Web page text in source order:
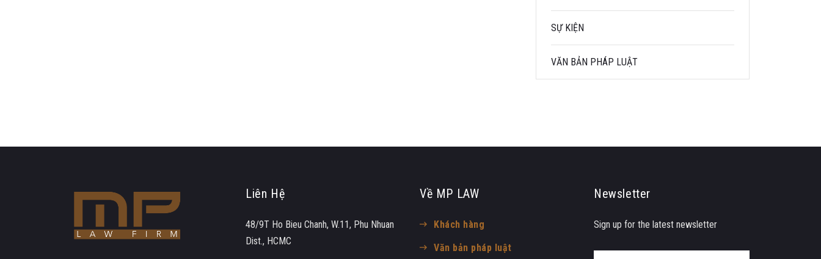
SỰ KIỆN
VĂN BẢN PHÁP LUẬT
Liên Hệ
48/9T Ho Bieu Chanh, W.11, Phu Nhuan
Dist., HCMC
Về MP LAW
Khách hàng
Văn bản pháp luật
Newsletter
Sign up for the latest newsletter